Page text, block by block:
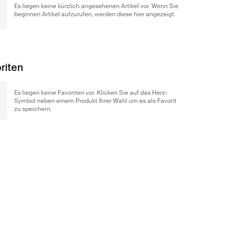
Es liegen keine kürzlich angesehenen Artikel vor. Wenn Sie
beginnen Artikel aufzurufen, werden diese hier angezeigt.
Es liegen keine Favoriten vor. Klicken Sie auf das Herz-
Symbol neben einem Produkt Ihrer Wahl um es als Favorit
zu speichern.